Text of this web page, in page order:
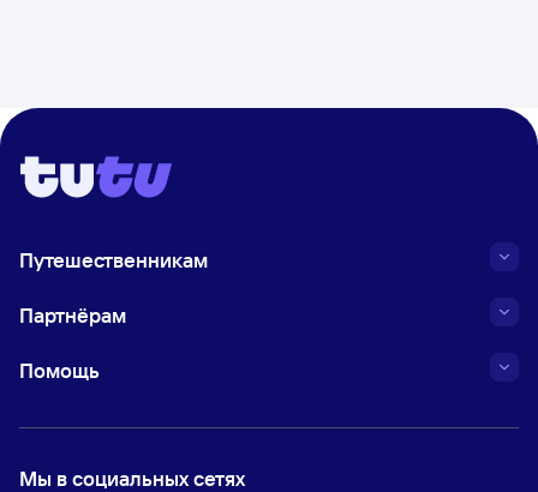
Путешественникам
Партнёрам
Помощь
Мы в социальных сетях